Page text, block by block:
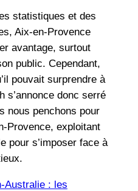
statistiques et des
Aix-en-Provence
avantage, surtout
public. Cependant,
pouvait surprendre à
s’annonce donc serré
nous penchons pour
Provence, exploitant
pour s’imposer face à
Australie : les